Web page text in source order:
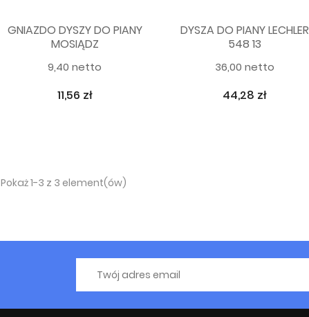
BS4NO...
1 866,32 zł
GNIAZDO DYSZY DO PIANY
MOSIĄDZ
9,40 netto
11,56 zł
DYSZA DO PIANY LECHLER
548 13
36,00 netto
44,28 zł
Pokaż 1-3 z 3 element(ów)